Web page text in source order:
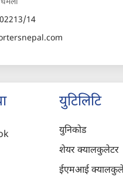
14
युटिलिटि
युनिकोड
शेयर क्यालकुलेटर
ईएमआई